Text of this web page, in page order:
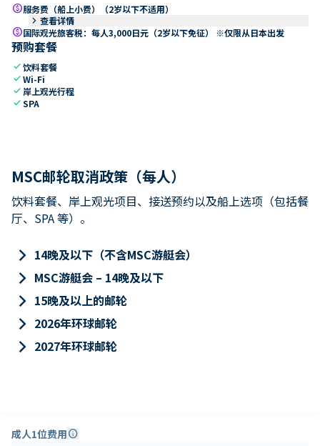
paid服务费（船上小费）（2岁以下不适用）
keyboard_arrow_right 查看详情
paid国际观光旅客税：每人3,000日元（2岁以下免征） ※仅限从日本出发
预购套餐
check饮料套餐
checkWi-Fi
check 岸上观光行程
checkSPA
MSC邮轮取消政策（每人）
饮料套餐、岸上观光项目、接送预约以及船上选项（包括餐
厅、SPA 等）。
keyboard_arrow_right 14晚及以下（不含MSC游艇会）
keyboard_arrow_right MSC游艇会 – 14晚及以下
keyboard_arrow_right 15晚及以上的邮轮
keyboard_arrow_right 2026年环球邮轮
keyboard_arrow_right 2027年环球邮轮
成人1位费用info